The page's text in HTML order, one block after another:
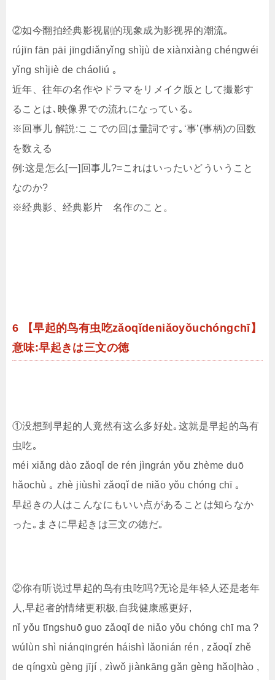
②如今翻拍经典影视剧的现象成为影视界的潮流｡
rújīn fān pāi jīngdiǎnyǐng shìjù de xiànxiàng chéngwéi
yǐng shìjiè de cháoliú ｡
近年、往年の名作やドラマをリメイク版として撮影す
ることは､映像界での流れになっている｡
※回事儿 解説:ここでの回は量詞です｡‘事’(事柄)の回数
を数える
例:这是怎么[一]回事儿?=これはいったいどういうこと
なのか?
※经典影、经典影片 名作のこと。
6 【早起的鸟有虫吃zǎoqǐdeniǎoyǒuchóngchī】
意味:早起きは三文の徳
①没想到早起的人竟然有这么多好处｡这就是早起的鸟有
虫吃｡
méi xiǎng dào zǎoqǐ de rén jìngrán yǒu zhème duō
hǎochù ｡ zhè jiùshì zǎoqǐ de niǎo yǒu chóng chī ｡
早起きの人はこんなにもいい点があることは知らなか
った｡まさに早起きは三文の徳だ｡
②你有听说过早起的鸟有虫吃吗?无论是年轻人还是老年
人,早起者的情绪更积极,自我健康感更好,
nǐ yǒu tīngshuō guo zǎoqǐ de niǎo yǒu chóng chī ma ?
wúlùn shì niánqīngrén háishì lǎonián rén , zǎoqǐ zhě
de qíngxù gèng jījí , zìwǒ jiànkāng gǎn gèng hǎo|hào ,